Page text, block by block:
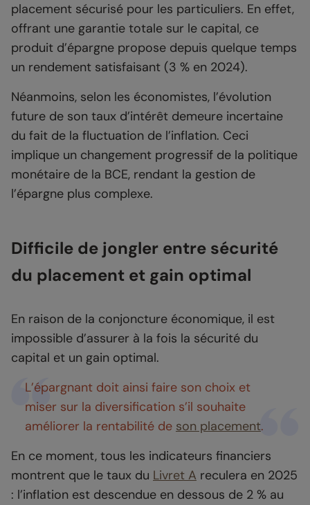
placement sécurisé pour les particuliers. En effet,
offrant une garantie totale sur le capital, ce
produit d’épargne propose depuis quelque temps
un rendement satisfaisant (3 % en 2024).
Néanmoins, selon les économistes, l’évolution
future de son taux d’intérêt demeure incertaine
du fait de la fluctuation de l’inflation. Ceci
implique un changement progressif de la politique
monétaire de la BCE, rendant la gestion de
l’épargne plus complexe.
Difficile de jongler entre sécurité
du placement et gain optimal
En raison de la conjoncture économique, il est
impossible d’assurer à la fois la sécurité du
capital et un gain optimal.
L’épargnant doit ainsi faire son choix et
miser sur la diversification s’il souhaite
améliorer la rentabilité de son placement.
En ce moment, tous les indicateurs financiers
montrent que le taux du Livret A reculera en 2025
: l’inflation est descendue en dessous de 2 % au